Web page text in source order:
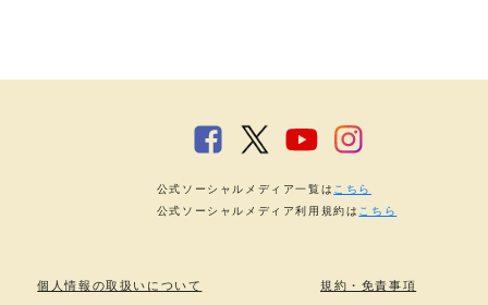
個人情報の取扱いについて 規約・免責事項
公式ソーシャルメディア一覧は こちら
公式ソーシャルメディア利用規約は こちら